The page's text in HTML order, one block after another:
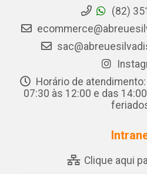
(82)
Horário de
07:30 às 12:00 e das
Clique aqui